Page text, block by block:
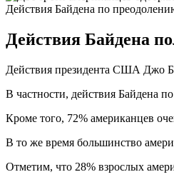
Действия Байдена по
Действия Байдена
Действия президента США Джо
В частности, действия Байдена
Кроме того, 72% американцев
В то же время большинство
Отметим, что 28% взрослых